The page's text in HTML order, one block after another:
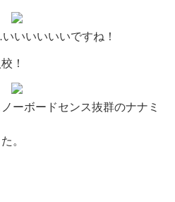
いいいいいですね！
！
ーボードセンス抜群のナナミ
。